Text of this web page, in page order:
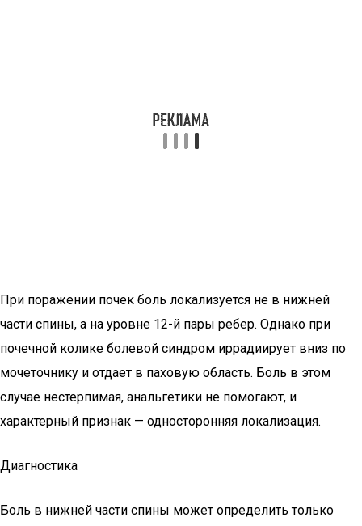
При поражении почек боль локализуется не в нижней
части спины, а на уровне 12-й пары ребер. Однако при
почечной колике болевой синдром иррадиирует вниз по
мочеточнику и отдает в паховую область. Боль в этом
случае нестерпимая, анальгетики не помогают, и
характерный признак — односторонняя локализация.
Диагностика
Боль в нижней части спины может определить только